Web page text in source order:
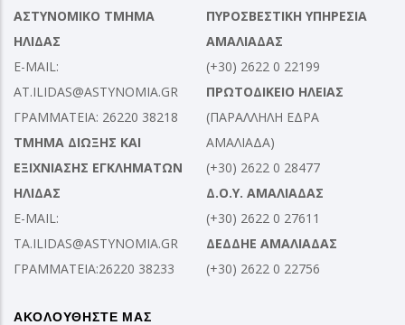
ΑΣΤΥΝΟΜΙΚΟ ΤΜΗΜΑ
ΗΛΙΔΑΣ
E-MAIL:
AT.ILIDAS@ASTYNOMIA.GR
ΓΡΑΜΜΑΤΕΙΑ: 26220 38218
ΤΜΗΜΑ ΔΙΩΞΗΣ ΚΑΙ
ΕΞΙΧΝΙΑΣΗΣ ΕΓΚΛΗΜΑΤΩΝ
ΗΛΙΔΑΣ
E-MAIL:
TA.ILIDAS@ASTYNOMIA.GR
ΓΡΑΜΜΑΤΕΙΑ:26220 38233
ΠΥΡΟΣΒΕΣΤΙΚΗ ΥΠΗΡΕΣΙΑ
ΑΜΑΛΙΑΔΑΣ
(+30) 2622 0 22199
ΠΡΩΤΟΔΙΚΕΙΟ ΗΛΕΙΑΣ
(ΠΑΡΑΛΛΗΛΗ ΕΔΡΑ
ΑΜΑΛΙΑΔΑ)
(+30) 2622 0 28477
Δ.Ο.Υ. ΑΜΑΛΙΑΔΑΣ
(+30) 2622 0 27611
ΔΕΔΔΗΕ ΑΜΑΛΙΑΔΑΣ
(+30) 2622 0 22756
ΑΚΟΛΟΥΘΗΣΤΕ ΜΑΣ